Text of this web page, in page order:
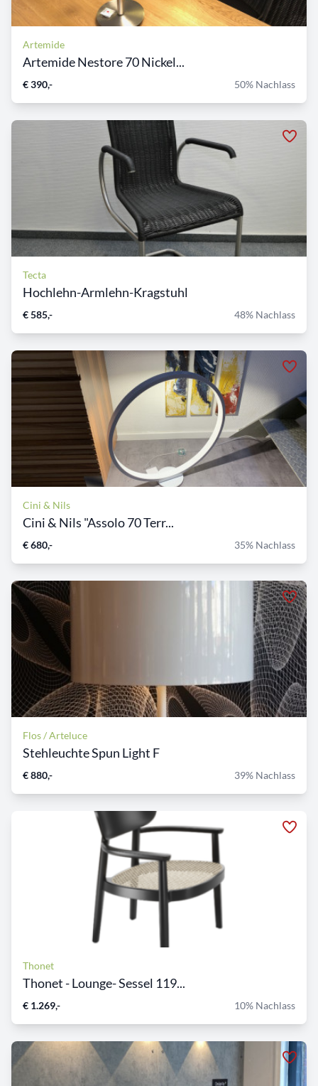
Artemide
Artemide Nestore 70 Nickel...
€ 390,- 50% Nachlass
Tecta
Hochlehn-Armlehn-Kragstuhl
€ 585,- 48% Nachlass
Cini & Nils
Cini & Nils "Assolo 70 Terr...
€ 680,- 35% Nachlass
Flos / Arteluce
Stehleuchte Spun Light F
€ 880,- 39% Nachlass
Thonet
Thonet - Lounge- Sessel 119...
€ 1.269,- 10% Nachlass